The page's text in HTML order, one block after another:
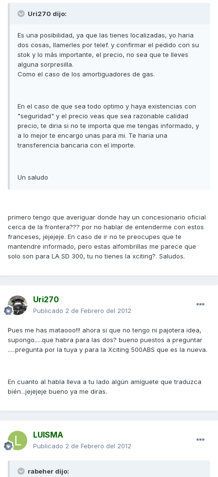
Uri270 dijo:
Es una posibilidad, ya que las tienes localizadas, yo haria
dos cosas, llamerles por telef. y confirmar el pedido con su
stok y lo más importante, el precio, no sea que te lleves
alguna sorpresilla.
Como el caso de los amortiguadores de gas.
En el caso de que sea todo optimo y haya existencias con
"seguridad" y el precio veas que sea razonable calidad
precio, te diria si no te importa que me tengas informado, y
a lo mejor te encargo unas para mi. Te haria una
transferencia bancaria con el importe.
Un saludo
primero tengo que averiguar donde hay un concesionario oficial
cerca de la frontera??? por no hablar de entenderme con estos
franceses, jejejeje. En caso de ir no te preocupes que te
mantendre informado, pero estas alfombrillas me parece que
solo son para LA SD 300, tu no tienes la xciting?. Saludos.
Uri270
Publicado 2 de Febrero del 2012
Pues me has mataooo!!! ahora si que no tengo ni pajotera idea,
supongo.....que habra para las dos? bueno puestos a preguntar
.....pregunta por la tuya y para la Xciting 500ABS que es la nueva.
En cuanto al habla lleva a tu lado algún amiguete que traduzca
bién...jejejeje bueno ya me diras.
LUISMA
Publicado 2 de Febrero del 2012
rabeher dijo: